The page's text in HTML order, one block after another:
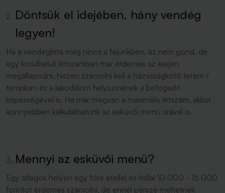
Döntsük el idejében, hány vendég
legyen!
Ha a vendéglista még nincs a fejünkben, az nem gond, de
egy körülbelüli létszámban már érdemes az elején
megállapodni, hiszen számolni kell a házasságkötő terem /
templom és a lakodalom helyszínének a befogadó
képességével is. Ha már megvan a maximális létszám, akkor
könnyebben kalkulálhatunk az esküvői menü árával is.
Mennyi az esküvői menü?
Egy átlagos helyen egy főre étellel és itallal 10 000 - 15 000
forintot érdemes számolni, de ennél persze mehetnek